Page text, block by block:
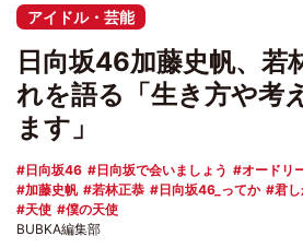
アイドル・芸能
日向坂46加藤史帆、若
れを語る「生き方や考
ます」
日向坂46 日向坂で会いましょう オードリ
加藤史帆
若林正恭 日向坂46_ってか 君
天使
僕の天使
BUBKA編集部